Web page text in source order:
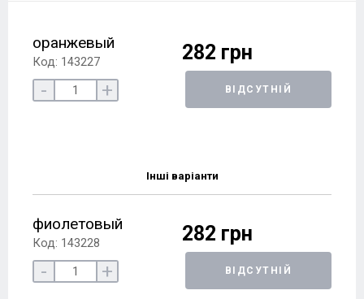
оранжевый
Код: 143227 282 грн
- + ВІДСУТНІЙ
Інші варіанти
фиолетовый
Код: 143228 282 грн
- + ВІДСУТНІЙ